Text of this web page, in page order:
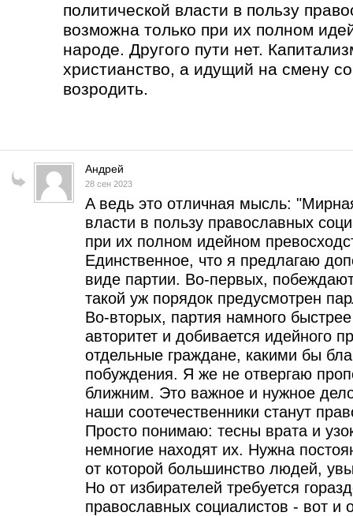
политической власти в пользу
возможна только при их полном
народе. Другого пути нет.
христианство, а идущий на смену
возродить.
Андрей
28 сен 2023
A ведь это отличная мысль:
власти в пользу православных
при их полном идейном
Единственное, что я предлагаю
виде партии. Во-первых,
такой уж порядок предусмотрен
Во-вторых, партия намного
авторитет и добивается идейного
отдельные граждане, какими бы
побуждения. Я же не отвергаю
ближним. Это важное и нужное
наши соотечественники станут
Просто понимаю: тесны врата и
немногие находят их. Нужна
от которой большинство людей,
Но от избирателей требуется
православных социалистов - вот и